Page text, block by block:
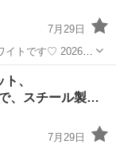
7月29日
トです♡ 2026年
、
、スチール製の
7月29日